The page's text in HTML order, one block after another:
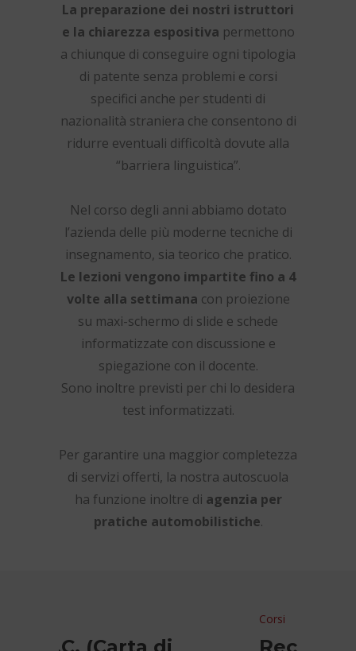
La preparazione dei nostri istruttori
e la chiarezza espositiva permettono
a chiunque di conseguire ogni tipologia
di patente senza problemi e corsi
specifici anche per studenti di
nazionalità straniera che consentono di
ridurre eventuali difficoltà dovute alla
“barriera linguistica”.
Nel corso degli anni abbiamo dotato
l’azienda delle più moderne tecniche di
insegnamento, sia teorico che pratico.
Le lezioni vengono impartite fino a 4
volte alla settimana con proiezione
su maxi-schermo di slide e schede
informatizzate con discussione e
spiegazione con il docente.
Sono inoltre previsti per chi lo desidera
test informatizzati.
Per garantire una maggior completezza
di servizi offerti, la nostra autoscuola
ha funzione inoltre di agenzia per
pratiche automobilistiche.